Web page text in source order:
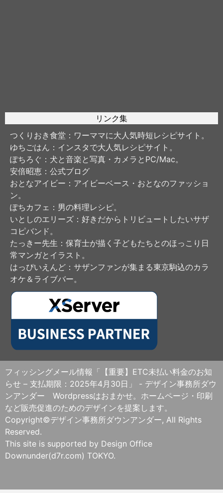
リンク集
つくりおき食堂 ：ワーママに大人気時短レシピサイト。
ゆちごはん ：インスタで大人気レシピサイト。
ぽちろぐ ：犬と音楽と写真・カメラとPC/Mac。
安倍昭恵 ：公式ブログ
おとなアイビー ：アイビーベース・おとなのファッショ
ン。
ぽちカフェ ：男の料理レシピ。
いとしのエリーズ ：好きだからトリビュートしたいサザ
コピバンド。
たっきー先生 ：保育士が描く子どもたちとのほっこり日
常マンガとイラスト。
はっぴいえんど ：サザンファンが集まる東京駒込のカラ
オケ＆ライブバー。
フィッシングメール情報「【重要】ETC未払い料金のお知
らせ – 支払期限：2025年4月30日」 - デザイン事務所ダウ
ンアンダー Wordpressはおまかせ。ホームページ・印刷
など販売促進のためのデザインを提案します。
Copyright©デザイン事務所ダウンアンダー, All Rights
Reserved.
This site is supported by Design Office
Downunder(d7r.com) TOKYO.